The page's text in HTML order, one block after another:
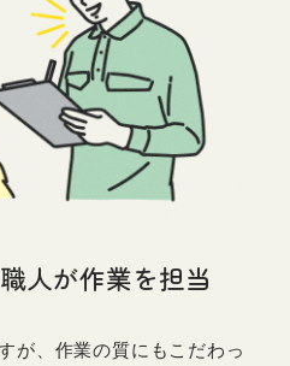
人が作業を担当
が、作業の質にもこだわっ